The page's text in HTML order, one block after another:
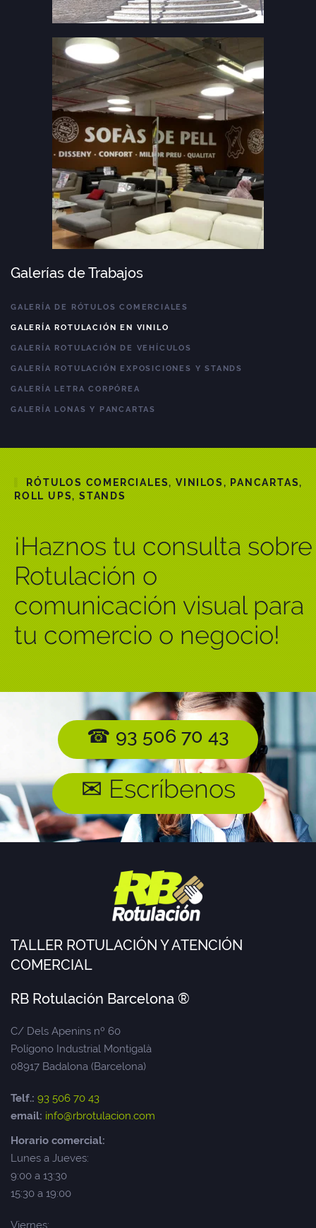
Galerías de Trabajos
GALERÍA DE RÓTULOS COMERCIALES
GALERÍA ROTULACIÓN EN VINILO
GALERÍA ROTULACIÓN DE VEHÍCULOS
GALERÍA ROTULACIÓN EXPOSICIONES Y STANDS
GALERÍA LETRA CORPÓREA
GALERÍA LONAS Y PANCARTAS
RÓTULOS COMERCIALES, VINILOS, PANCARTAS,
ROLL UPS, STANDS
¡Haznos tu consulta sobre
Rotulación o
comunicación visual para
tu comercio o negocio!
☎ 93 506 70 43
✉ Escríbenos
TALLER ROTULACIÓN Y ATENCIÓN
COMERCIAL
RB Rotulación Barcelona ®
C/ Dels Apenins nº 60
Polígono Industrial Montigalà
08917 Badalona (Barcelona)
Telf.: 93 506 70 43
email: info@rbrotulacion.com
Horario comercial:
Lunes a Jueves:
9:00 a 13:30
15:30 a 19:00
Viernes: